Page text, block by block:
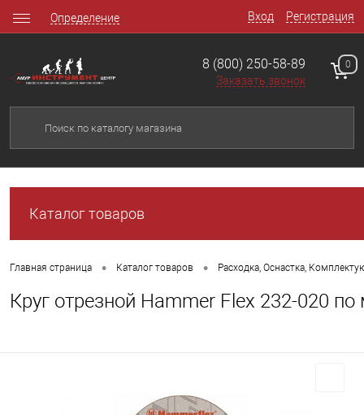
Вход Регистрация
Определение
8 (800) 250-58-89
Заказать звонок
0
Каталог товаров
Главная страница • Каталог товаров • Расходка, Оснастка,
Круг отрезной Hammer Flex 232-020